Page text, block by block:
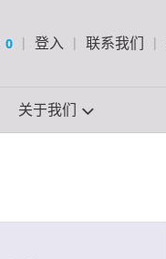
0
购物车
登入 联系我们
关于我们